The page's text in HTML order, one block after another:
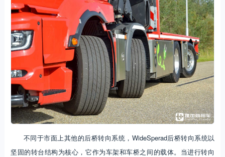
不同于市面上其他的后桥转向系统，WideSperad后桥转向系统以
坚固的转台结构为核心，它作为车架和车桥之间的载体。当进行转向